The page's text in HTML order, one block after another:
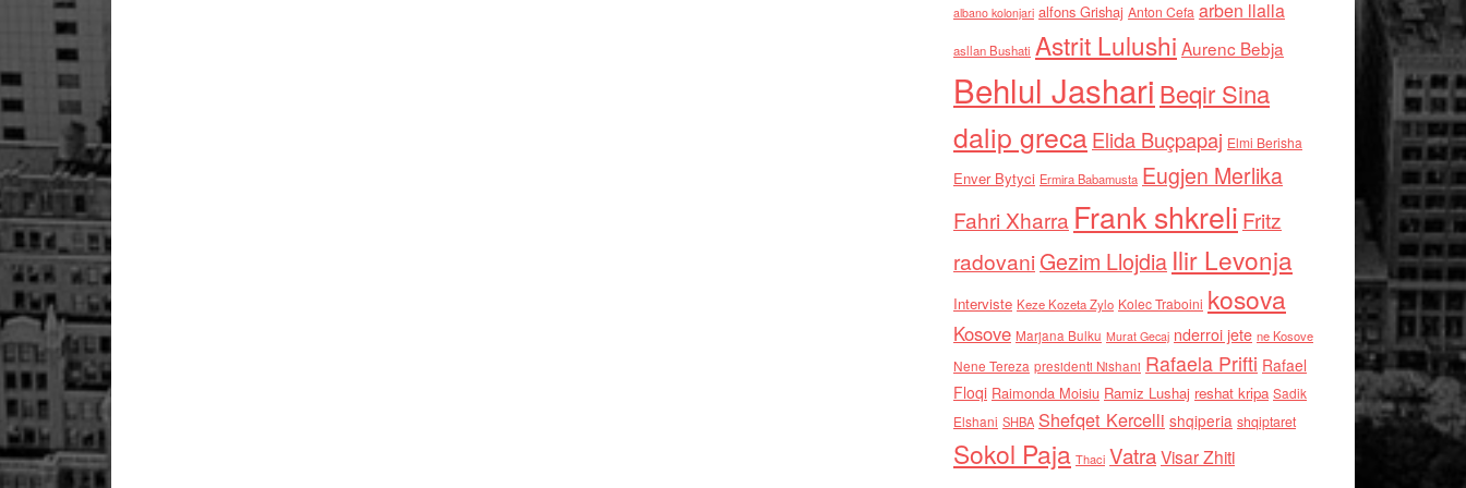
albano kolonjari alfons Grishaj Anton Cefa arben llalla
asllan Bushati Astrit Lulushi Aurenc Bebja
Behlul Jashari Beqir Sina
dalip grecaElida Buçpapaj Elmi Berisha
Enver Bytyci Ermira Babamusta Eugjen Merlika
Fahri Xharra Frank shkreli Fritz
radovaniGezim Llojdia Ilir Levonja
Interviste Keze Kozeta Zylo Kolec Traboini kosova
Kosove Marjana Bulku Murat Gecaj nderroi jete ne Kosove
Nene Tereza presidenti Nishani Rafaela Prifti Rafael
Floqi Raimonda Moisiu Ramiz Lushaj reshat kripa Sadik
Elshani SHBA Shefqet Kercelli shqiperia shqiptaret
Sokol Paja Thaci VatraVisar Zhiti